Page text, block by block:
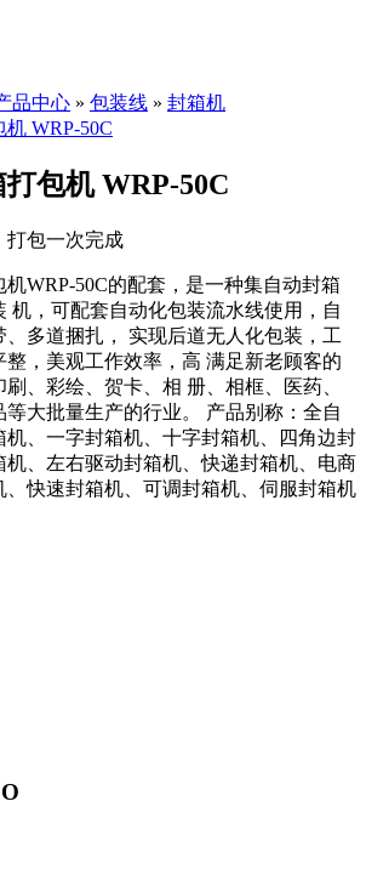
品中心 » 包装线 » 封箱机
包机 WRP-50C
打包一次完成
机WRP-50C的配套，是一种集自动封箱
机，可配套自动化包装流水线使用，自
多道捆扎， 实现后道无人化包装，工
，美观工作效率，高 满足新老顾客的
、彩绘、贺卡、相 册、相框、医药、
大批量生产的行业。 产品别称：全自
机、一字封箱机、十字封箱机、四角边封
机、左右驱动封箱机、快递封箱机、电商
、快速封箱机、可调封箱机、伺服封箱机